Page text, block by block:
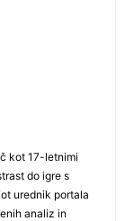
kot 17-letnimi
do igre s
urednik portala
analiz in